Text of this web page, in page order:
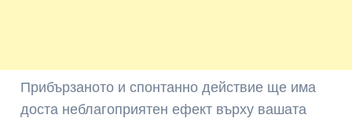
Прибързаното и спонтанно действие ще има
доста неблагоприятен ефект върху вашата